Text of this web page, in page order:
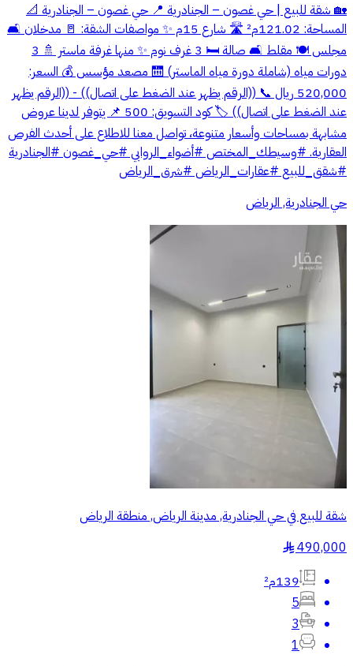
🏡 شقة للبيع | حي غصون – الجنادرية 📍 حي غصون – الجنادرية 📐
المساحة: 121.02م² 🛣️ شارع 15م ✨ مواصفات الشقة: 🚪 مدخلان 🛋️
مجلس 🍽️ مقلط 🛋️ صالة 🛏️ 3 غرف نوم ✨ منها غرفة ماستر 🚿 3
دورات مياه (شاملة دورة مياه الماستر) 🛗 مصعد مؤسس 💰 السعر:
520,000 ريال 📞 ((الرقم يظهر عند الضغط على اتصال)) - ((الرقم يظهر
عند الضغط على اتصال)) 🏷️ كود التسويق: 500 📌 يتوفر لدينا عروض
مشابهة بمساحات وأسعار متنوعة، تواصل معنا للاطلاع على أحدث الفرص
العقارية. #وسيطك_المختص #أضواء_الروابي #حي_غصون #الجنادرية
#شقق_للبيع #عقارات_الرياض #شرق_الرياض
حي الجنادرية, الرياض
شقة للبيع في حي الجنادرية, مدينة الرياض, منطقة الرياض
490,000
§
139م²
5
3
1